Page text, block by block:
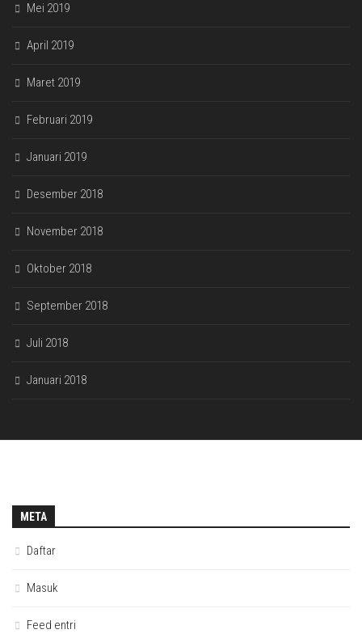
Mei 2019
April 2019
Maret 2019
Februari 2019
Januari 2019
Desember 2018
November 2018
Oktober 2018
September 2018
Juli 2018
Januari 2018
META
Daftar
Masuk
Feed entri